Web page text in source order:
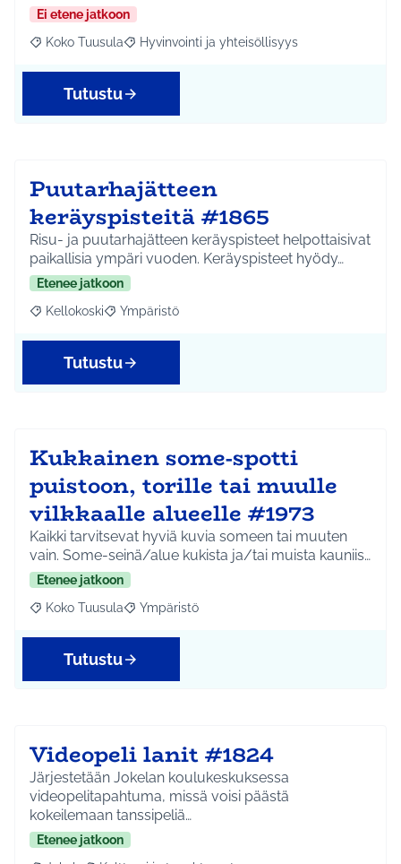
Ei etene jatkoon
Rajaa tulokset aihepiirin mukaan: Koko Tuusula
Koko Tuusula Rajaa tulokset teeman mukaan: Hyvinvointi ja
Hyvinvointi ja yhteisöllisyys
Tutustu
Puutarhajätteen
keräyspisteitä #1865
Risu- ja puutarhajätteen keräyspisteet helpottaisivat
paikallisia ympäri vuoden. Keräyspisteet hyödy…
Etenee jatkoon
Rajaa tulokset aihepiirin mukaan: Kellokoski
Kellokoski Rajaa tulokset teeman mukaan: Ympäristö
Ympäristö
Tutustu
Kukkainen some-spotti
puistoon, torille tai muulle
vilkkaalle alueelle #1973
Kaikki tarvitsevat hyviä kuvia someen tai muuten
vain. Some-seinä/alue kukista ja/tai muista kauniis…
Etenee jatkoon
Rajaa tulokset aihepiirin mukaan: Koko Tuusula
Koko Tuusula Rajaa tulokset teeman mukaan: Ympäristö
Ympäristö
Tutustu
Videopeli lanit #1824
Järjestetään Jokelan koulukeskuksessa
videopelitapahtuma, missä voisi päästä
kokeilemaan tanssipeliä…
Etenee jatkoon